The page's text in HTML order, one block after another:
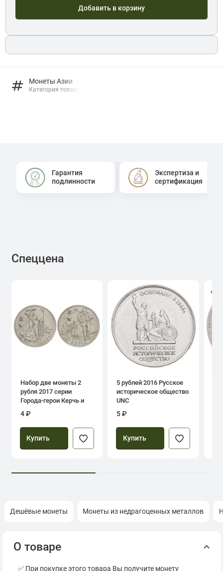
Монеты Азии
Категория товара
Добавить в корзину
Гарантия
подлинности
Экспертиза и
сертификация
Спеццена
Набор две монеты 2
рубля 2017 серии
Города-герои Керчь и
Севастополь
4 ₽
Купить
5 рублей 2016 Русское
историческое общество
UNC
5 ₽
Купить
4.0
Дешёвые монеты Монеты из недрагоценных металлов
О товаре
✅ При покупке этого товара Вы получите монету